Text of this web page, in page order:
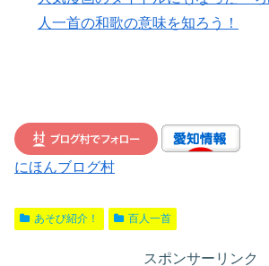
人一首の和歌の意味を知ろう！
にほんブログ村
あそび紹介！ 百人一首
スポンサーリンク